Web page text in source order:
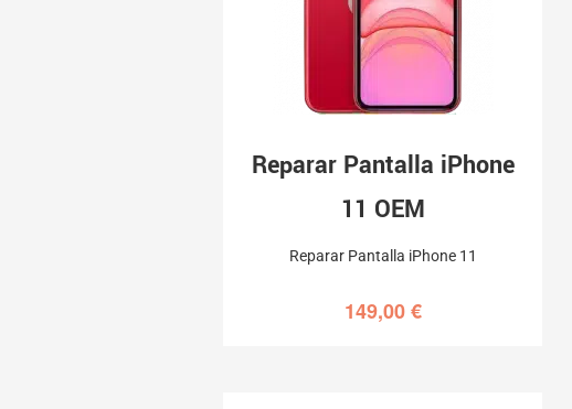
Reparar Pantalla iPhone
11 OEM
Reparar Pantalla iPhone 11
149,00€